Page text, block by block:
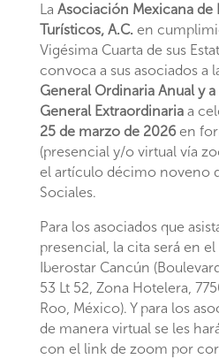
La Asociación Mexicana de
Turísticos, A.C. en
Vigésima Cuarta de sus
convoca a sus asociados a
General Ordinaria Anual y a
General Extraordinaria a
25 de marzo de 2026en
(presencial y/o virtual vía
el artículo décimo noveno
Sociales.
Para los asociados que
presencial, la cita será en
Iberostar Cancún
53 Lt 52, Zona Hotelera,
Roo, México). Y para los
de manera virtual se les
con el link de zoom por